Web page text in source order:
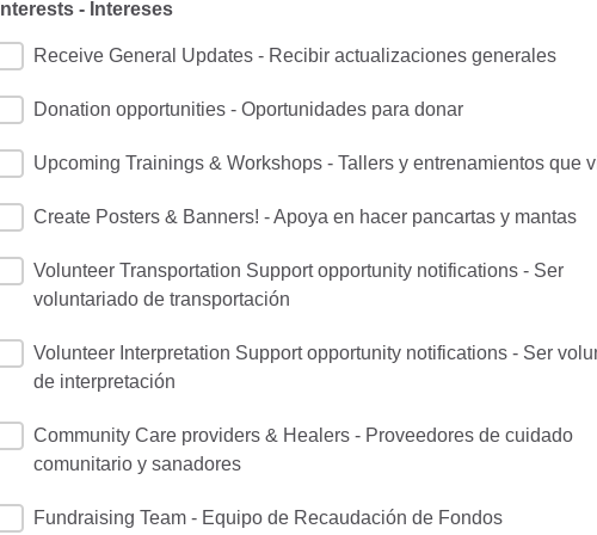
Interests - Intereses
Receive General Updates - Recibir actualizaciones generales
Donation opportunities - Oportunidades para donar
Upcoming Trainings & Workshops - Tallers y entrenamientos que
Create Posters & Banners! - Apoya en hacer pancartas y mantas
Volunteer Transportation Support opportunity notifications - Ser
voluntariado de transportación
Volunteer Interpretation Support opportunity notifications - Ser
de interpretación
Community Care providers & Healers - Proveedores de cuidado
comunitario y sanadores
Fundraising Team - Equipo de Recaudación de Fondos